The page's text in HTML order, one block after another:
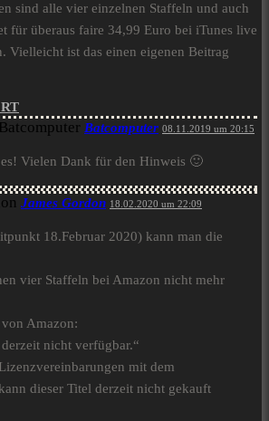
sind alle vier einzelnen Staffeln und auch
für überaus faire 34,99 Euro bei iTunes live
Vielleicht ist das einen eigenen Beitrag
Batcomputer 08.11.2019 um 20:15
Vielen Dank für den Hinweis 🙂
James Gordon 18.02.2020 um 22:09
18.Februar 2020) kann man die
vier Staffeln bei Amazon nicht mehr
Amazon:
nicht verfügbar.“
mit dem
dieser Titel derzeit nicht gekauft